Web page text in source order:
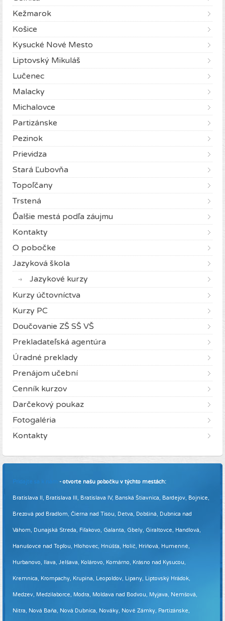
Kežmarok
Košice
Kysucké Nové Mesto
Liptovský Mikuláš
Lučenec
Malacky
Michalovce
Partizánske
Pezinok
Prievidza
Stará Ľubovňa
Topoľčany
Trstená
Ďalšie mestá podľa záujmu
Kontakty
O pobočke
Jazyková škola
Jazykové kurzy
Kurzy účtovníctva
Kurzy PC
Doučovanie ZŠ SŠ VŠ
Prekladateľská agentúra
Úradné preklady
Prenájom učební
Cenník kurzov
Darčekový poukaz
Fotogaléria
Kontakty
Pridajte sa k nám - otvorte našu pobočku v týchto mestách:
Bratislava II, Bratislava III, Bratislava IV, Banská Štiavnica, Bardejov, Bojnice,
Brezová pod Bradlom, Čierna nad Tisou, Detva, Dobšiná, Dubnica nad
Váhom, Dunajská Streda, Fiľakovo, Galanta, Gbely, Giraltovce, Handlová,
Hanušovce nad Topľou, Hlohovec, Hnúšťa, Holíč, Hriňová, Humenné,
Hurbanovo, Ilava, Jelšava, Kolárovo, Komárno, Krásno nad Kysucou,
Kremnica, Krompachy, Krupina, Leopoldov, Lipany, Liptovský Hrádok,
Medzev, Medzilaborce, Modra, Moldava nad Bodvou, Myjava, Nemšová,
Nitra, Nová Baňa, Nová Dubnica, Nováky, Nové Zámky, Partizánske,